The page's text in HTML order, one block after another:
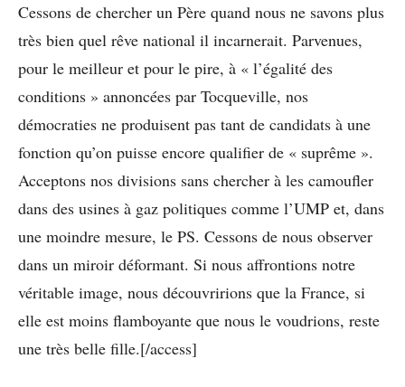
Cessons de chercher un Père quand nous ne savons plus
très bien quel rêve national il incarnerait. Parvenues,
pour le meilleur et pour le pire, à « l’égalité des
conditions » annoncées par Tocqueville, nos
démocraties ne produisent pas tant de candidats à une
fonction qu’on puisse encore qualifier de « suprême ».
Acceptons nos divisions sans chercher à les camoufler
dans des usines à gaz politiques comme l’UMP et, dans
une moindre mesure, le PS. Cessons de nous observer
dans un miroir déformant. Si nous affrontions notre
véritable image, nous découvririons que la France, si
elle est moins flamboyante que nous le voudrions, reste
une très belle fille.[/access]